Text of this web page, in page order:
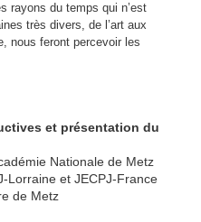
rayons du temps qui n’est
très divers, de l’art aux
nous feront percevoir les
et présentation du
Nationale de Metz
Lorraine et JECPJ-France
de Metz